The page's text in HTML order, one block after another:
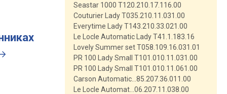
Seastar 1000 T120.210.17.116.00
Couturier Lady T035.210.11.031.00
Everytime Lady T143.210.33.021.00
Le Locle Automatic Lady T41.1.183.16
Lovely Summer set T058.109.16.031.01
PR 100 Lady Small T101.010.11.031.00
PR 100 Lady Small T101.010.11.061.00
Carson Automatic…85.207.36.011.00
Le Locle Automat…06.207.11.038.00